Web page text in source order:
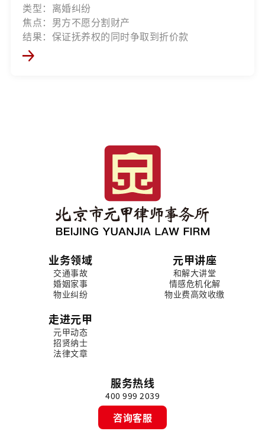
类型：离婚纠纷
焦点：男方不愿分割财产
结果：保证抚养权的同时争取到折价款
业务领域
交通事故
婚姻家事
物业纠纷
元甲讲座
和解大讲堂
情感危机化解
物业费高效收缴
走进元甲
元甲动态
招贤纳士
法律文章
服务热线
400 999 2039
咨询客服